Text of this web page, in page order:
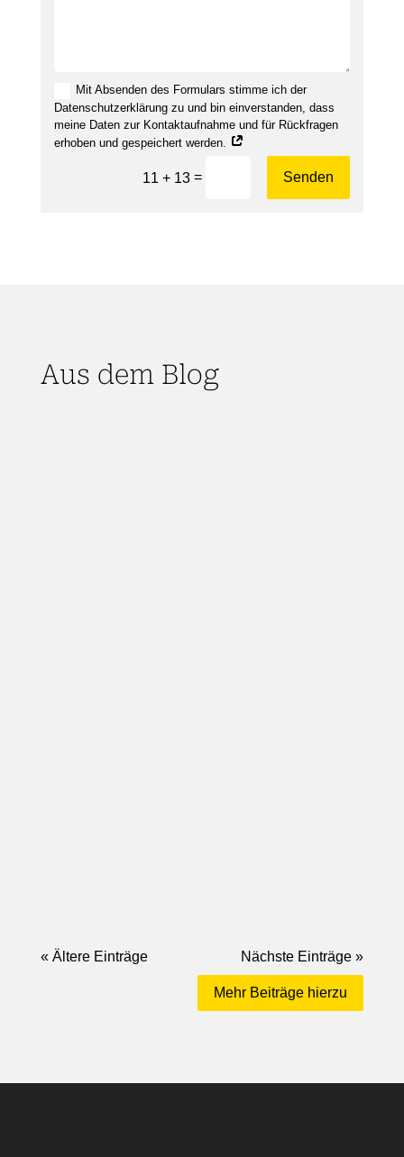
Mit Absenden des Formulars stimme ich der
Datenschutzerklärung zu und bin einverstanden, dass
meine Daten zur Kontaktaufnahme und für Rückfragen
erhoben und gespeichert werden.
11 + 13 = Senden
Aus dem Blog
« Ältere Einträge Nächste Einträge »
Mehr Beiträge hierzu